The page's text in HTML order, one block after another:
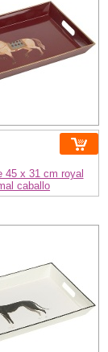
45 x 31 cm royal
caballo